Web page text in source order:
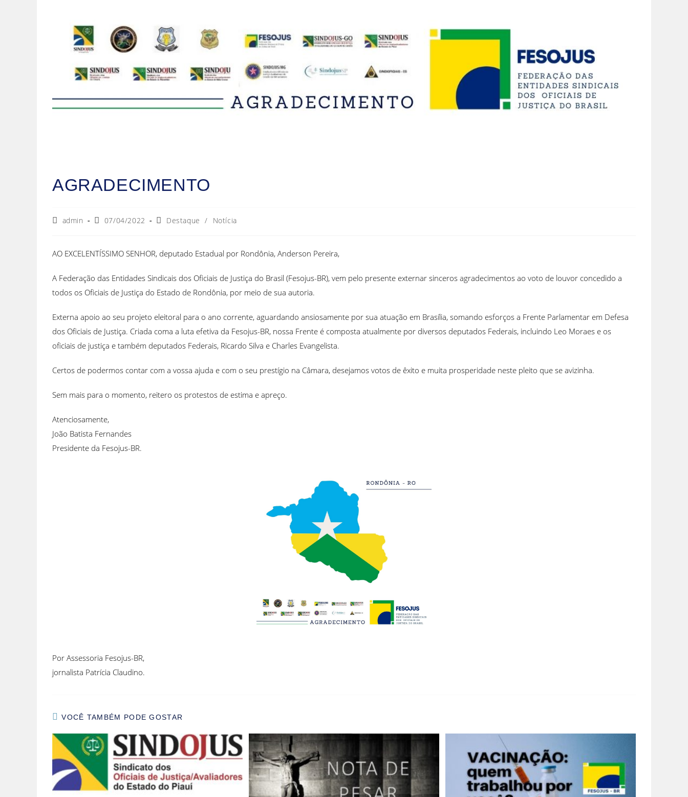
AGRADECIMENTO
admin 07/04/2022 Destaque / Notícia
AO EXCELENTÍSSIMO SENHOR, deputado Estadual por Rondônia, Anderson Pereira,
A Federação das Entidades Sindicais dos Oficiais de Justiça do Brasil (Fesojus-BR), vem pelo presente externar sinceros agradecimentos ao voto de louvor concedido a
todos os Oficiais de Justiça do Estado de Rondônia, por meio de sua autoria.
Externa apoio ao seu projeto eleitoral para o ano corrente, aguardando ansiosamente por sua atuação em Brasília, somando esforços a Frente Parlamentar em Defesa
dos Oficiais de Justiça. Criada coma a luta efetiva da Fesojus-BR, nossa Frente é composta atualmente por diversos deputados Federais, incluindo Leo Moraes e os
oficiais de justiça e também deputados Federais, Ricardo Silva e Charles Evangelista.
Certos de podermos contar com a vossa ajuda e com o seu prestígio na Câmara, desejamos votos de êxito e muita prosperidade neste pleito que se avizinha.
Sem mais para o momento, reitero os protestos de estima e apreço.
Atenciosamente,
João Batista Fernandes
Presidente da Fesojus-BR.
Por Assessoria Fesojus-BR,
jornalista Patrícia Claudino.
VOCÊ TAMBÉM PODE GOSTAR